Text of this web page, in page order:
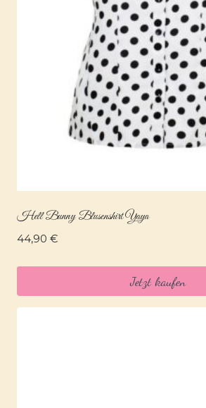
Hell Bunny Blusenshirt Yaya
44,90 €
Jetzt kaufen